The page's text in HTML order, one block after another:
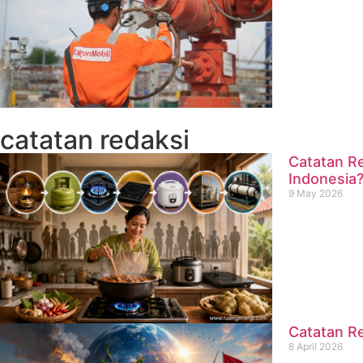
catatan redaksi
Catatan
Indonesia?
9 May 2026
Catatan
8 April 2026